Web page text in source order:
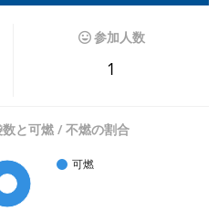
参加人数
1
と可燃 / 不燃の割合
可燃